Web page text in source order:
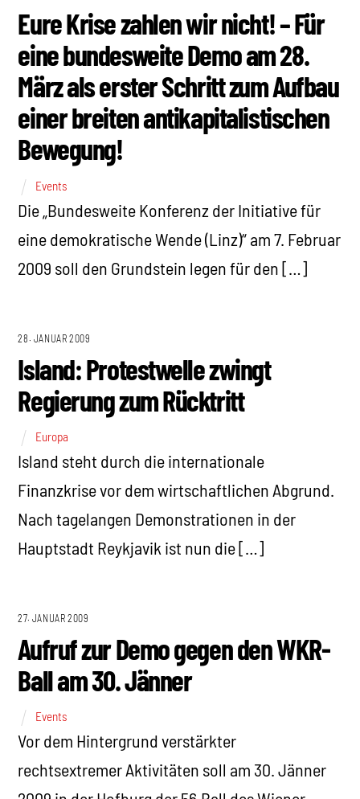
Eure Krise zahlen wir nicht! – Für
eine bundesweite Demo am 28.
März als erster Schritt zum Aufbau
einer breiten antikapitalistischen
Bewegung!
Events
Die „Bundesweite Konferenz der Initiative für
eine demokratische Wende (Linz)“ am 7. Februar
2009 soll den Grundstein legen für den […]
28. JANUAR 2009
Island: Protestwelle zwingt
Regierung zum Rücktritt
Europa
Island steht durch die internationale
Finanzkrise vor dem wirtschaftlichen Abgrund.
Nach tagelangen Demonstrationen in der
Hauptstadt Reykjavik ist nun die […]
27. JANUAR 2009
Aufruf zur Demo gegen den WKR-
Ball am 30. Jänner
Events
Vor dem Hintergrund verstärkter
rechtsextremer Aktivitäten soll am 30. Jänner